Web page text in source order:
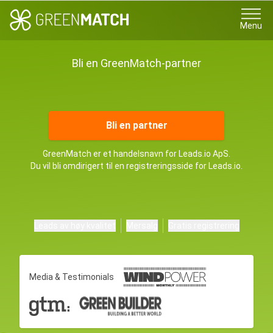
Menu
Bli en GreenMatch-partner
Bli en partner
GreenMatch er et handelsnavn for Leads.io ApS.
Du vil bli omdirigert til en registreringsside for Leads.io.
Media & Testimonials